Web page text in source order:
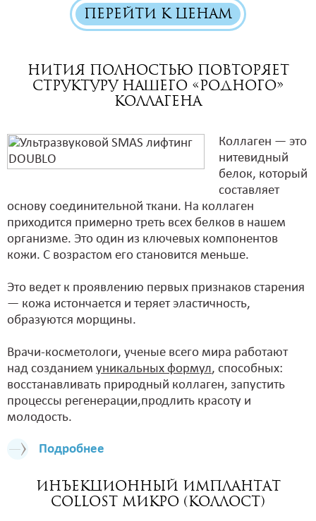
ПЕРЕЙТИ К ЦЕНАМ
Нития полностью повторяет
структуру нашего «родного»
коллагена
Коллаген — это
нитевидный
белок, который
составляет
основу соединительной ткани. На коллаген
приходится примерно треть всех белков в нашем
организме. Это один из ключевых компонентов
кожи. С возрастом его становится меньше.
Это ведет к проявлению первых признаков старения
— кожа истончается и теряет эластичность,
образуются морщины.
Врачи-косметологи, ученые всего мира работают
над созданием уникальных формул, способных:
восстанавливать природный коллаген, запустить
процессы регенерации,продлить красоту и
молодость.
Подробнее
Инъекционный имплантат
COLLOST микро (Коллост)